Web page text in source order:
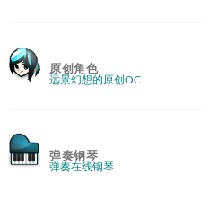
原创角色
远景幻想的原创OC
弹奏钢琴
弹奏在线钢琴